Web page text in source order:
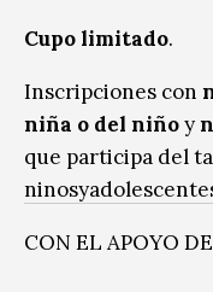
Cupo limitado.
Inscripciones con
niña o del niñoy
que participa del
CON EL APOYO